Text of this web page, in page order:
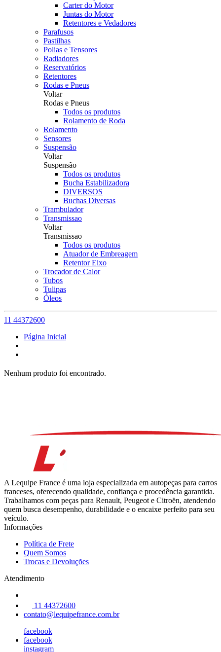
Carter do Motor
Juntas do Motor
Retentores e Vedadores
Parafusos
Pastilhas
Polias e Tensores
Radiadores
Reservatórios
Retentores
Rodas e Pneus
Voltar
Rodas e Pneus
Todos os produtos
Rolamento de Roda
Rolamento
Sensores
Suspensão
Voltar
Suspensão
Todos os produtos
Bucha Estabilizadora
DIVERSOS
Buchas Diversas
Trambulador
Transmissao
Voltar
Transmissao
Todos os produtos
Atuador de Embreagem
Retentor Eixo
Trocador de Calor
Tubos
Tulipas
Óleos
11 44372600
Página Inicial
Nenhum produto foi encontrado.
A Lequipe France é uma loja especializada em autopeças para carros
franceses, oferecendo qualidade, confiança e procedência garantida.
Trabalhamos com peças para Renault, Peugeot e Citroën, atendendo
quem busca desempenho, durabilidade e o encaixe perfeito para seu
veículo.
Informações
Política de Frete
Quem Somos
Trocas e Devoluções
Atendimento
11 44372600
contato@lequipefrance.com.br
facebook
facebook
instagram